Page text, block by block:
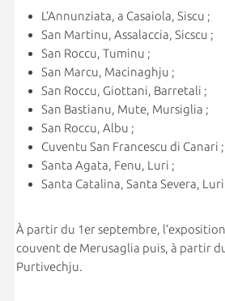
L’Annunziata, a Casaiola, Siscu ;
San Martinu, Assalaccia, Sicscu ;
San Roccu, Tuminu ;
San Marcu, Macinaghju ;
San Roccu, Giottani, Barretali ;
San Bastianu, Mute, Mursiglia ;
San Roccu, Albu ;
Cuventu San Francescu di Canari ;
Santa Agata, Fenu, Luri ;
Santa Catalina, Santa Severa, Luri
À partir du 1er septembre,
couvent de Merusaglia puis, à partir
Purtivechju.